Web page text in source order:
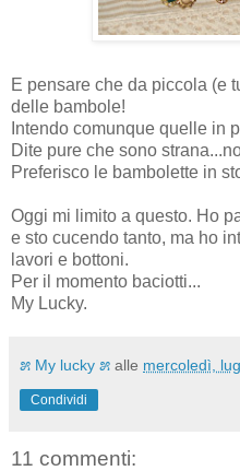
E pensare che da piccola (e
delle bambole!
Intendo comunque quelle in
Dite pure che sono
Preferisco le bambolette in
Oggi mi limito a questo. Ho
e sto cucendo tanto, ma ho
lavori e bottoni.
Per il momento baciotti...
My Lucky.
೫ My lucky ೫ alle mercoledì,
Condividi
11 commenti: